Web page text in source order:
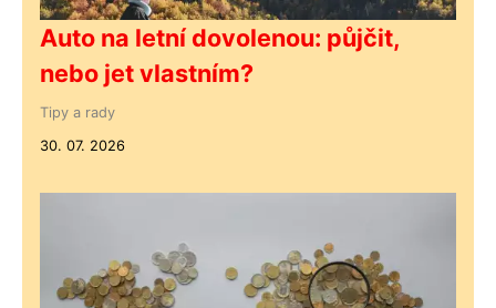
Auto na letní dovolenou: půjčit,
nebo jet vlastním?
Tipy a rady
30. 07. 2026